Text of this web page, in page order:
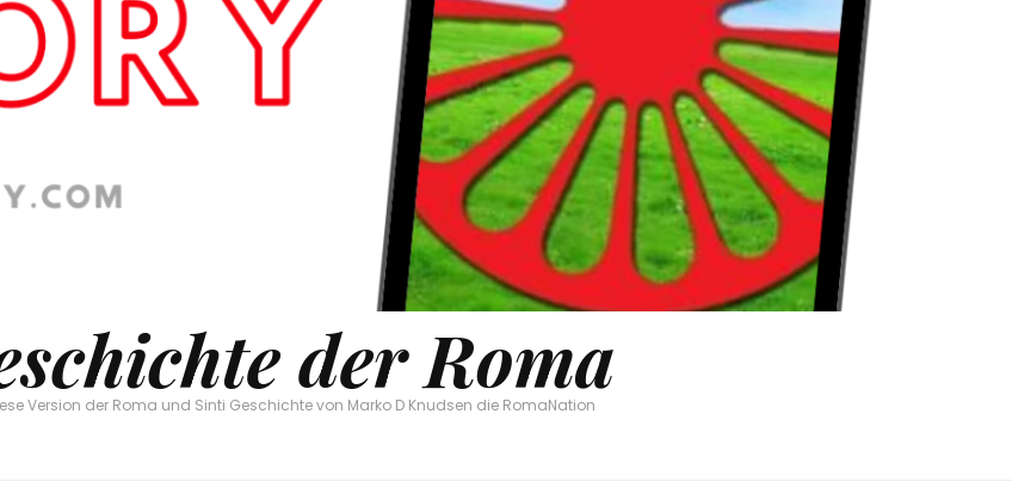
der Roma
Version der Roma und Sinti Geschichte von Marko D Knudsen die RomaNation